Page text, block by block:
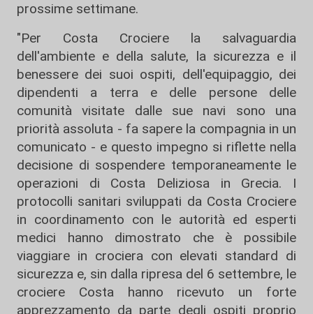
prossime settimane.
"Per Costa Crociere la salvaguardia
dell'ambiente e della salute, la sicurezza e il
benessere dei suoi ospiti, dell'equipaggio, dei
dipendenti a terra e delle persone delle
comunità visitate dalle sue navi sono una
priorità assoluta - fa sapere la compagnia in un
comunicato - e questo impegno si riflette nella
decisione di sospendere temporaneamente le
operazioni di Costa Deliziosa in Grecia. I
protocolli sanitari sviluppati da Costa Crociere
in coordinamento con le autorità ed esperti
medici hanno dimostrato che è possibile
viaggiare in crociera con elevati standard di
sicurezza e, sin dalla ripresa del 6 settembre, le
crociere Costa hanno ricevuto un forte
apprezzamento da parte degli ospiti proprio